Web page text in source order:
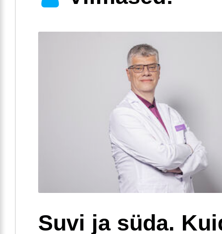
Suvi ja süda.